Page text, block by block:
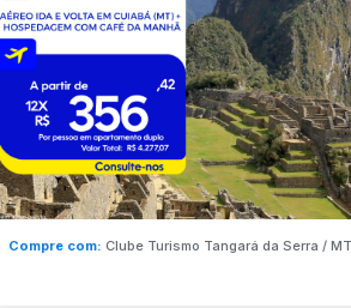
Compre com: Clube Turismo Tangará da Serra / MT